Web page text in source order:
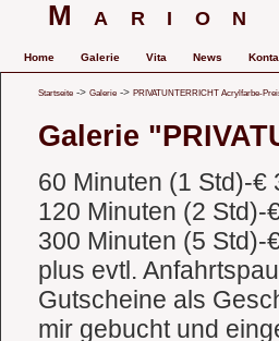
Home Galerie Vita News
Startseite ->Galerie ->PRIVATUNTERRICHT Acrylfarbe-
Galerie
60 Minuten (1 Std)-€
120 Minuten (2 Std)-
300 Minuten (5 Std)-
plus evtl.
Gutscheine als
mir gebucht und